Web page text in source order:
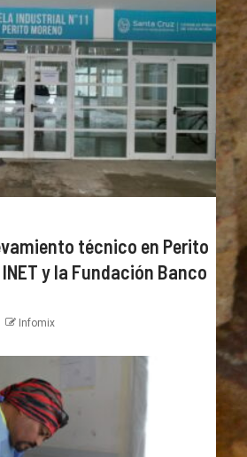
técnico en Perito
y la Fundación Banco
Infomix